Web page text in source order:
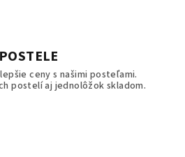
POSTELE
ceny s našimi posteľami.
postelí aj jednolôžok skladom.